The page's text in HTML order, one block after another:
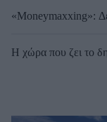
«Moneymaxxing»:
Η χώρα που ζει το